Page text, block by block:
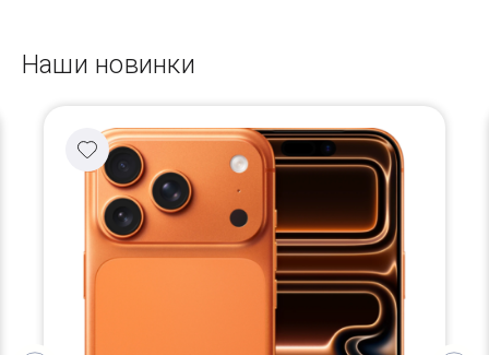
Наши новинки